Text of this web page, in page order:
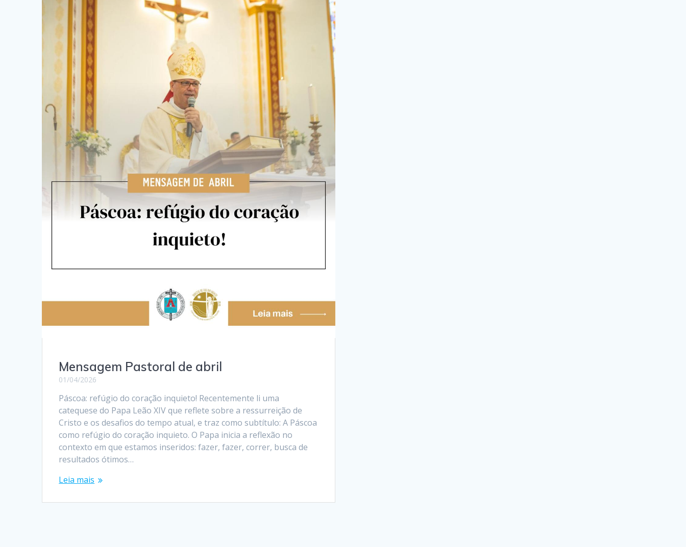
Mensagem Pastoral de abril
01/04/2026
Páscoa: refúgio do coração inquieto! Recentemente li uma
catequese do Papa Leão XIV que reflete sobre a ressurreição de
Cristo e os desafios do tempo atual, e traz como subtítulo: A Páscoa
como refúgio do coração inquieto. O Papa inicia a reflexão no
contexto em que estamos inseridos: fazer, fazer, correr, busca de
resultados ótimos…
Leia mais